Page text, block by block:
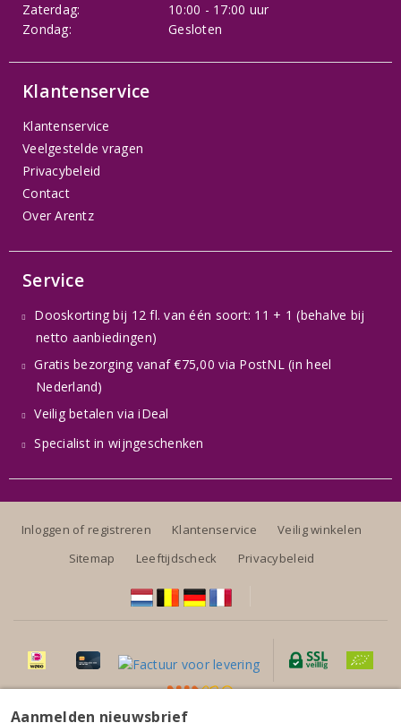
Zaterdag:
10:00 - 17:00 uur
Zondag:
Gesloten
Klantenservice
Klantenservice
Veelgestelde vragen
Privacybeleid
Contact
Over Arentz
Service
Dooskorting bij 12 fl. van één soort: 11 + 1 (behalve bij
netto aanbiedingen)
Gratis bezorging vanaf €75,00 via PostNL (in heel
Nederland)
Veilig betalen via iDeal
Specialist in wijngeschenken
Inloggen of registreren Klantenservice
Veilig winkelen
Sitemap
Leeftijdscheck Privacybeleid
Aanmelden nieuwsbrief